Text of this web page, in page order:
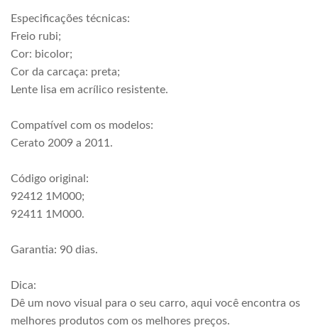
Especificações técnicas:
Freio rubi;
Cor: bicolor;
Cor da carcaça: preta;
Lente lisa em acrílico resistente.
Compatível com os modelos:
Cerato 2009 a 2011.
Código original:
92412 1M000;
92411 1M000.
Garantia: 90 dias.
Dica:
Dê um novo visual para o seu carro, aqui você encontra os
melhores produtos com os melhores preços.